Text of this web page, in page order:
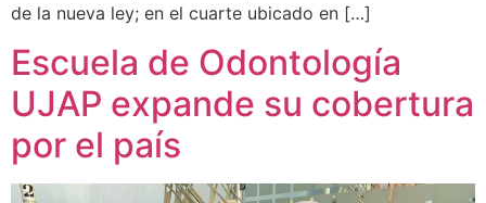
de la nueva ley; en el cuarte ubicado en […]
Escuela de Odontología
UJAP expande su cobertura
por el país